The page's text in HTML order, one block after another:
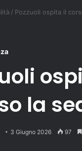
/ Pozzuoli ospita il
la
3 Giugno 2026 97